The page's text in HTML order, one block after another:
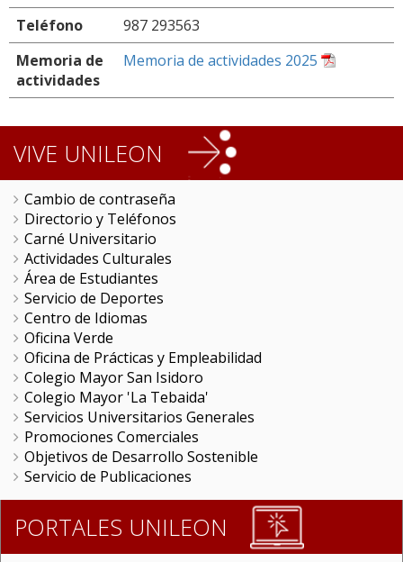
Teléfono
987 293563
Memoria de
actividades
Memoria de actividades 2025
VIVE UNILEON
Cambio de contraseña
Directorio y Teléfonos
Carné Universitario
Actividades Culturales
Área de Estudiantes
Servicio de Deportes
Centro de Idiomas
Oficina Verde
Oficina de Prácticas y Empleabilidad
Colegio Mayor San Isidoro
Colegio Mayor 'La Tebaida'
Servicios Universitarios Generales
Promociones Comerciales
Objetivos de Desarrollo Sostenible
Servicio de Publicaciones
PORTALES UNILEON